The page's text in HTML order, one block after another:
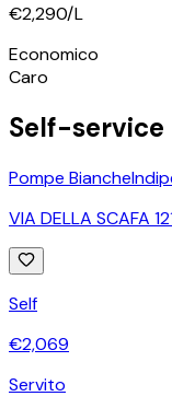
€2,290/L
Economico
Caro
Self-
Pompe Bianche
VIA DELLA SCAFA
Self
€2,069
Servito